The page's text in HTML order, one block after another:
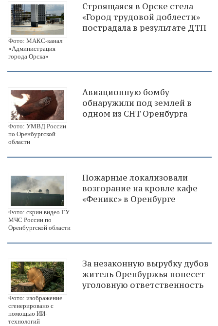
Фото: МАКС-канал
«Администрация
города Орска»
Строящаяся в Орске стела
«Город трудовой доблести»
пострадала в результате ДТП
Фото: УМВД России
по Оренбургской
области
Авиационную бомбу
обнаружили под землей в
одном из СНТ Оренбурга
Фото: скрин видео ГУ
МЧС России по
Оренбургской области
Пожарные локализовали
возгорание на кровле кафе
«Феникс» в Оренбурге
Фото: изображение
сгенерировано с
помощью ИИ-
технологий
За незаконную вырубку дубов
житель Оренбуржья понесет
уголовную ответственность